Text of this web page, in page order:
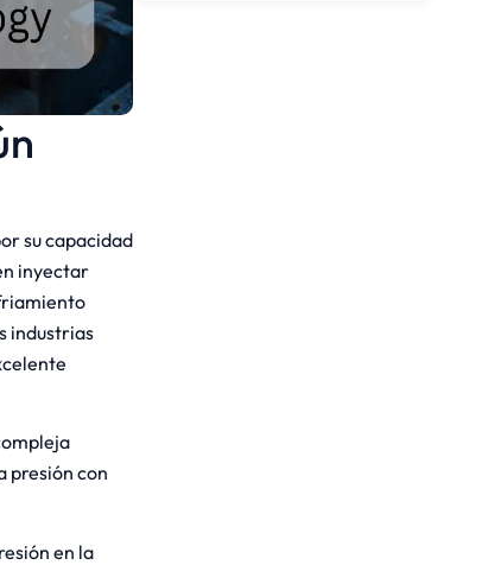
su capacidad
inyectar
industrias
presión con
en la